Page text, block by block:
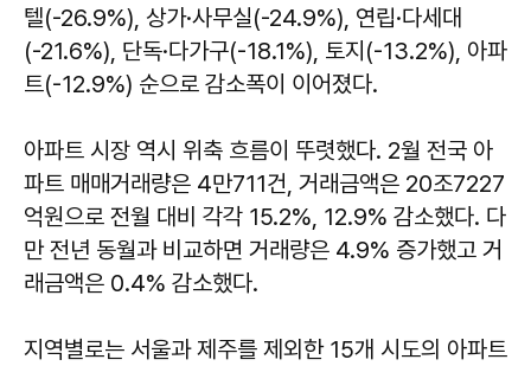
텔(-26.9%), 상가·사무실(-24.9%), 연립·다세대
(-21.6%), 단독·다가구(-18.1%), 토지(-13.2%), 아파
트(-12.9%) 순으로 감소폭이 이어졌다.
아파트 시장 역시 위축 흐름이 뚜렷했다. 2월 전국 아
파트 매매거래량은 4만711건, 거래금액은 20조7227
억원으로 전월 대비 각각 15.2%, 12.9% 감소했다. 다
만 전년 동월과 비교하면 거래량은 4.9% 증가했고 거
래금액은 0.4% 감소했다.
지역별로는 서울과 제주를 제외한 15개 시도의 아파트